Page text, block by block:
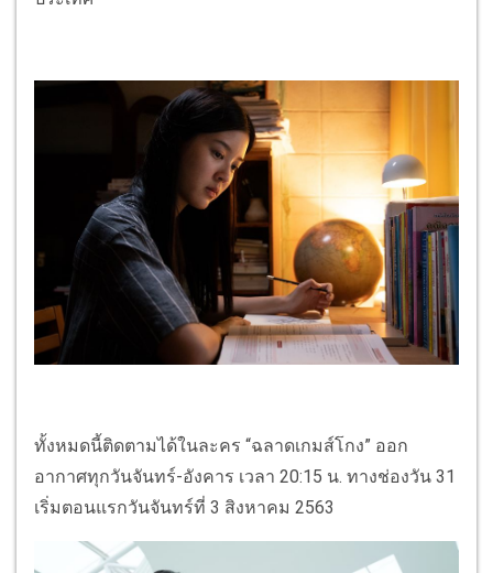
ทั้งหมดนี้ติดตามได้ในละคร “ฉลาดเกมส์โกง” ออก
อากาศทุกวันจันทร์-อังคาร เวลา 20:15 น. ทางช่องวัน 31
เริ่มตอนแรกวันจันทร์ที่ 3 สิงหาคม 2563